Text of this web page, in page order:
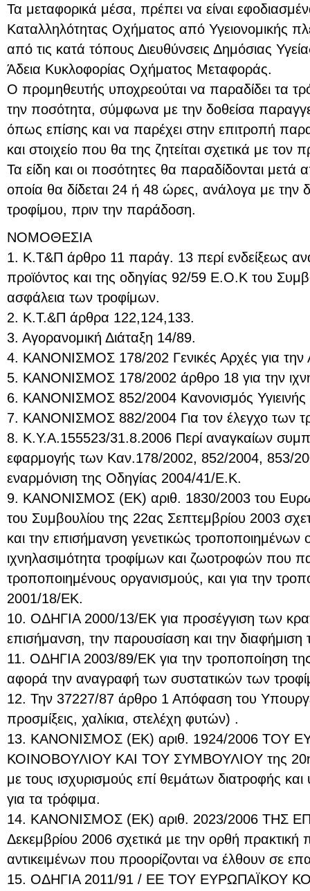
Τα μεταφορικά μέσα, πρέπει να είναι
Καταλληλότητας Οχήματος από Υγειονομικής
από τις κατά τόπους Διευθύνσεις Δημόσιας
Άδεια Κυκλοφορίας Οχήματος Μεταφοράς.
Ο προμηθευτής υποχρεούται να παραδίδει τα
την ποσότητα, σύμφωνα με την δοθείσα
όπως επίσης και να παρέχει στην επιτροπή
και στοιχείο που θα της ζητείται σχετικά με τον
Τα είδη και οι ποσότητες θα παραδίδονται
οποία θα δίδεται 24 ή 48 ώρες, ανάλογα με την
τροφίμου, πριν την παράδοση.
ΝΟΜΟΘΕΣΙΑ
1. Κ.Τ&Π άρθρο 11 παράγ. 13 περί ενδείξεως
προϊόντος και της οδηγίας 92/59 Ε.Ο.Κ του
ασφάλεια των τροφίμων.
2. Κ.Τ.&Π άρθρα 122,124,133.
3. Αγορανομική Διάταξη 14/89.
4. ΚΑΝΟΝΙΣΜΟΣ 178/202 Γενικές Αρχές για την
5. ΚΑΝΟΝΙΣΜΟΣ 178/2002 άρθρο 18 για την
6. ΚΑΝΟΝΙΣΜΟΣ 852/2004 Κανονισμός
7. ΚΑΝΟΝΙΣΜΟΣ 882/2004 Για τον έλεγχο των
8. Κ.Υ.Α.155523/31.8.2006 Περί αναγκαίων
εφαρμογής των Καν.178/2002, 852/2004, 853/
εναρμόνιση της Οδηγίας 2004/41/Ε.Κ.
9. ΚΑΝΟΝΙΣΜΟΣ (ΕΚ) αριθ. 1830/2003 του
του Συμβουλίου της 22ας Σεπτεμβρίου 2003
και την επισήμανση γενετικώς τροποποιημένων
ιχνηλασιμότητα τροφίμων και ζωοτροφών που
τροποποιημένους οργανισμούς, και για την
2001/18/ΕΚ.
10. ΟΔΗΓΙΑ 2000/13/ΕΚ για προσέγγιση των
επισήμανση, την παρουσίαση και την
11. ΟΔΗΓΙΑ 2003/89/ΕΚ για την τροποποίηση
αφορά την αναγραφή των συστατικών των
12. Την 37227/87 άρθρο 1 Απόφαση του
προσμίξεις, χαλίκια, στελέχη φυτών) .
13. ΚΑΝΟΝΙΣΜΟΣ (ΕΚ) αριθ. 1924/2006 ΤΟΥ
ΚΟΙΝΟΒΟΥΛΙΟΥ ΚΑΙ ΤΟΥ ΣΥΜΒΟΥΛΙΟΥ της 20ής
με τους ισχυρισμούς επί θεμάτων διατροφής
για τα τρόφιμα.
14. ΚΑΝΟΝΙΣΜΟΣ (ΕΚ) αριθ. 2023/2006 ΤΗΣ
Δεκεμβρίου 2006 σχετικά µε την ορθή πρακτική
αντικειμένων που προορίζονται να έλθουν σε
15. ΟΔΗΓΙΑ 2011/91 / ΕΕ ΤΟΥ ΕΥΡΩΠΑΪΚΟΥ